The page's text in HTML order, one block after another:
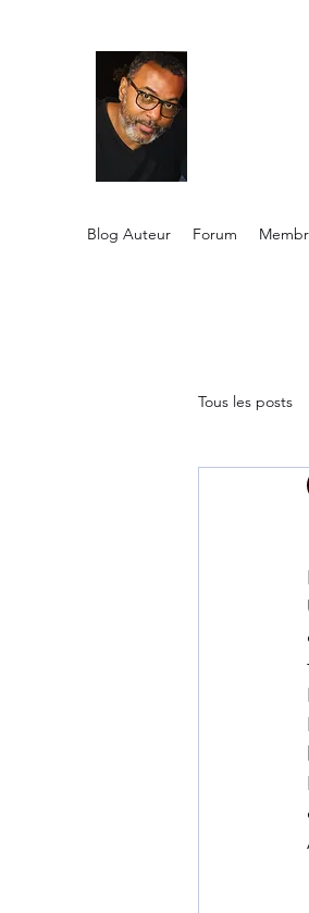
Blog Auteur Forum
Tous les posts